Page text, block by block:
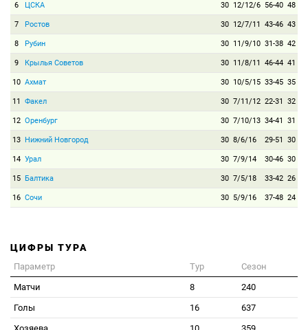
6 ЦСКА 30 12/12/6 56-40 48
7 Ростов 30 12/7/11 43-46 43
8 Рубин 30 11/9/10 31-38 42
9 Крылья Советов 30 11/8/11 46-44 41
10 Ахмат 30 10/5/15 33-45 35
11 Факел 30 7/11/12 22-31 32
12 Оренбург 30 7/10/13 34-41 31
13 Нижний Новгород 30 8/6/16 29-51 30
14 Урал 30 7/9/14 30-46 30
15 Балтика 30 7/5/18 33-42 26
16 Сочи 30 5/9/16 37-48 24
ЦИФРЫ ТУРА
Параметр Тур
Сезон
Матчи
8
240
Голы
16
637